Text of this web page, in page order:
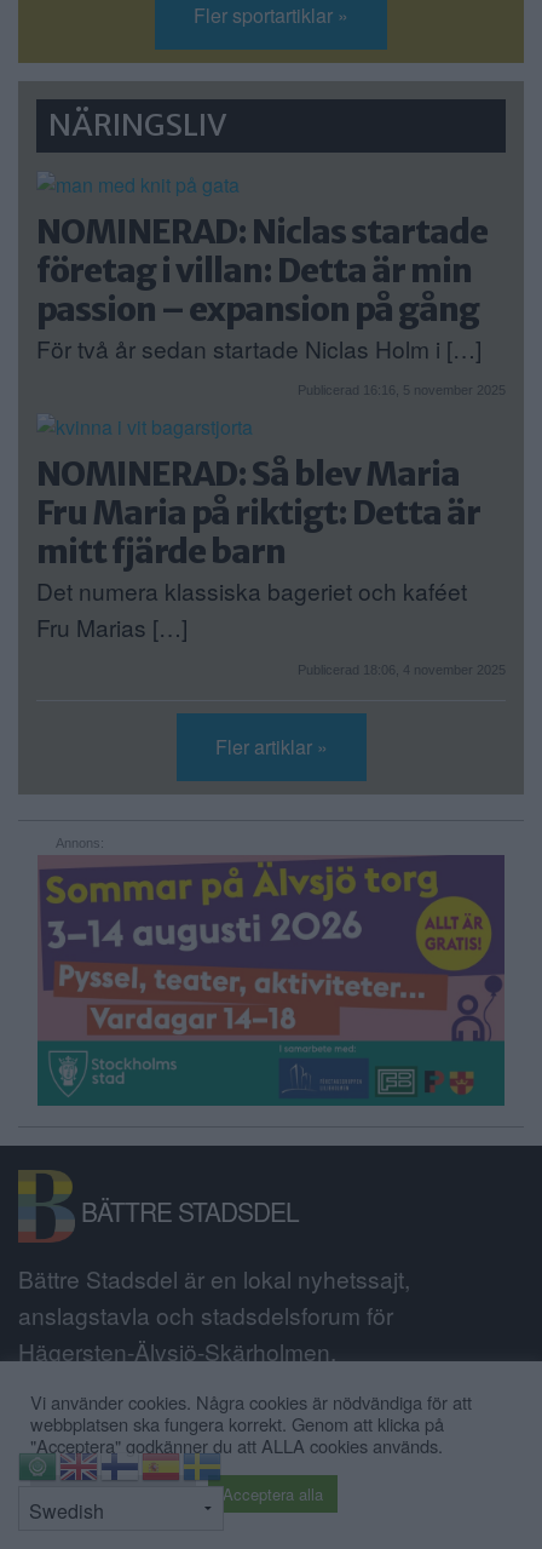
Fler sportartiklar »
NÄRINGSLIV
NOMINERAD: Niclas startade
företag i villan: Detta är min
passion – expansion på gång
För två år sedan startade Niclas Holm i […]
Publicerad 16:16, 5 november 2025
NOMINERAD: Så blev Maria
Fru Maria på riktigt: Detta är
mitt fjärde barn
Det numera klassiska bageriet och kaféet
Fru Marias […]
Publicerad 18:06, 4 november 2025
Fler artiklar »
Annons:
BÄTTRE STADSDEL
Bättre Stadsdel är en lokal nyhetssajt,
anslagstavla och stadsdelsforum för
Hägersten-Älvsjö-Skärholmen.
PRENUMERERA
Vi använder cookies. Några cookies är nödvändiga för att
webbplatsen ska fungera korrekt. Genom att klicka på
"Acceptera" godkänner du att ALLA cookies används.
Acceptera alla